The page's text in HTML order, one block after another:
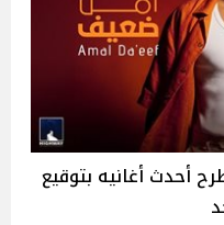
أحدث أغانيه بتوقيع